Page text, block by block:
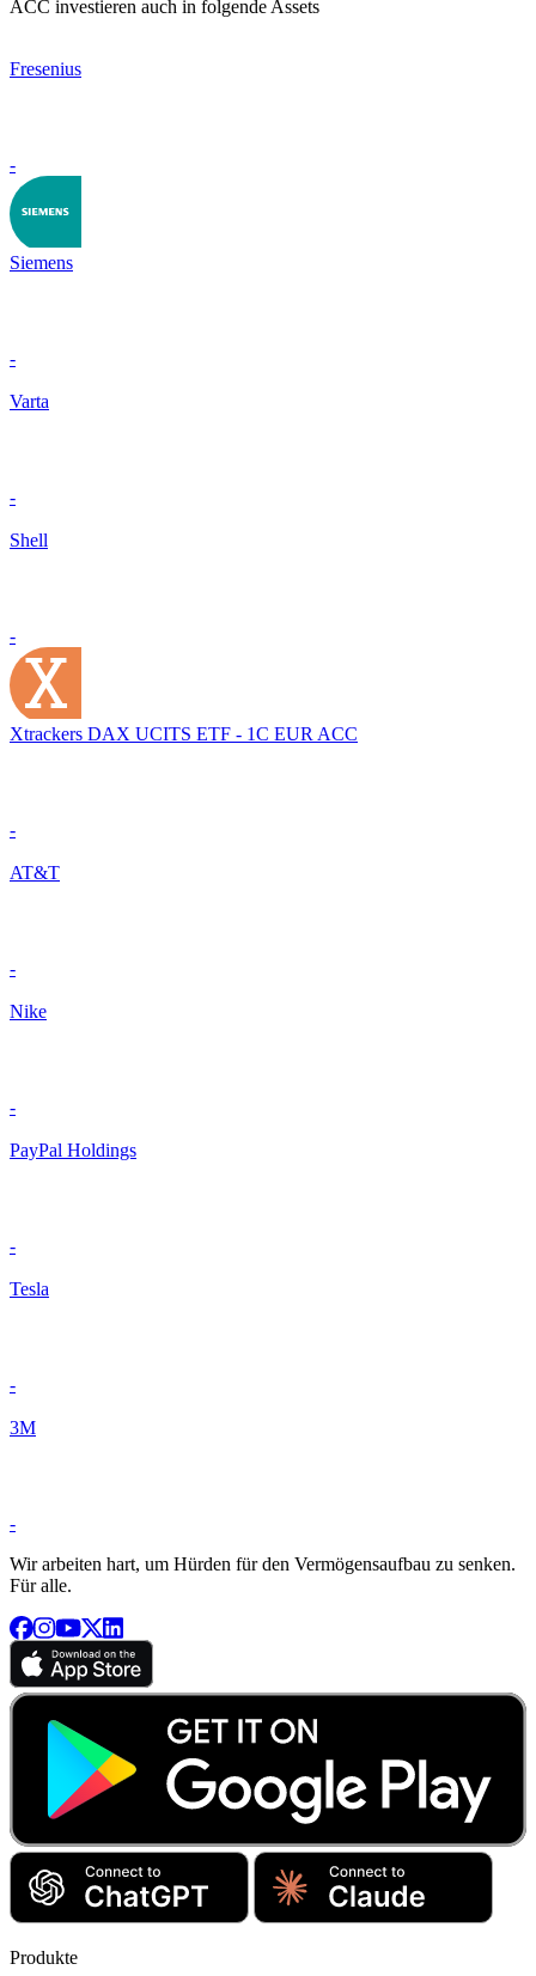
ACC investieren auch in folgende Assets
Fresenius
-
Siemens
-
Varta
-
Shell
-
Xtrackers DAX UCITS ETF - 1C EUR ACC
-
AT&T
-
Nike
-
PayPal Holdings
-
Tesla
-
3M
-
Wir arbeiten hart, um Hürden für den Vermögensaufbau zu senken.
Für alle.
Produkte